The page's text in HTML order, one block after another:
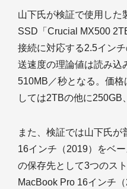
山下氏が検証で使用した
SSD「Crucial MX500
接続に対応する2.5イン
送速度の理論値は読み込
510MB／秒となる。価
しては2TBの他に250GB
また、検証では山下氏
16インチ（2019）をベ
の保存先として3つのス
MacBook Pro 16インチ